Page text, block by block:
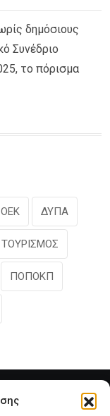
δημόσιους
Συνέδριο
το πόρισμα
ΔΥΠΑ
ΠΟΠΟΚΠ